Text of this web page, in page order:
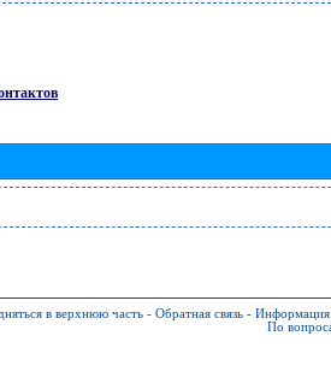
в верхнюю часть - Обратная связь - Информация
По